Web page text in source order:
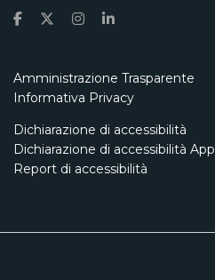
Amministrazione Trasparente
Informativa Privacy
Dichiarazione di accessibilità
Dichiarazione di accessibilità App
Report di accessibilità